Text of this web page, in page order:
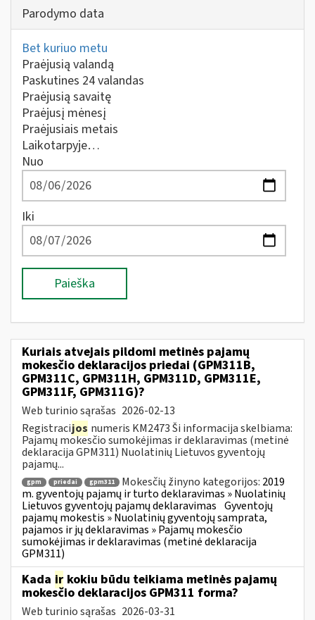
Parodymo data
Bet kuriuo metu
Praėjusią valandą
Paskutines 24 valandas
Praėjusią savaitę
Praėjusį mėnesį
Praėjusiais metais
Laikotarpyje…
Nuo
Iki
Paieška
Kuriais atvejais pildomi metinės pajamų
mokesčio deklaracijos priedai (GPM311B,
GPM311C, GPM311H, GPM311D, GPM311E,
GPM311F, GPM311G)?
Web turinio sąrašas 2026-02-13
Registracijos numeris KM2473 Ši informacija skelbiama:
Pajamų mokesčio sumokėjimas ir deklaravimas (metinė
deklaracija GPM311) Nuolatinių Lietuvos gyventojų
pajamų...
gpm priedai gpm311 Mokesčių žinyno kategorijos: 2019
m. gyventojų pajamų ir turto deklaravimas » Nuolatinių
Lietuvos gyventojų pajamų deklaravimas Gyventojų
pajamų mokestis » Nuolatinių gyventojų samprata,
pajamos ir jų deklaravimas » Pajamų mokesčio
sumokėjimas ir deklaravimas (metinė deklaracija
GPM311)
Kada ir kokiu būdu teikiama metinės pajamų
mokesčio deklaracijos GPM311 forma?
Web turinio sąrašas 2026-03-31